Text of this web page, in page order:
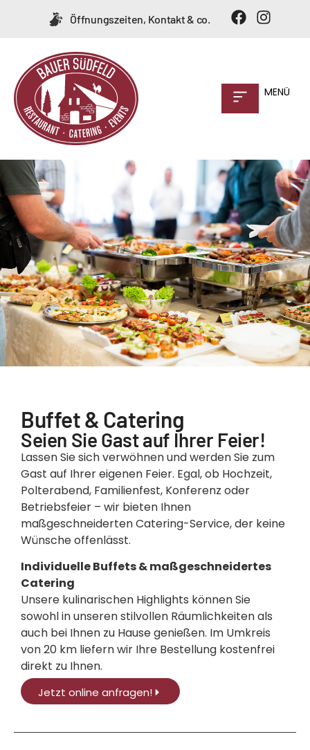
Öffnungszeiten, Kontakt & co.
MENÜ
Buffet & Catering
Seien Sie Gast auf Ihrer Feier!
Lassen Sie sich verwöhnen und werden Sie zum
Gast auf Ihrer eigenen Feier. Egal, ob Hochzeit,
Polterabend, Familienfest, Konferenz oder
Betriebsfeier – wir bieten Ihnen
maßgeschneiderten Catering-Service, der keine
Wünsche offenlässt.
Individuelle Buffets & maßgeschneidertes
Catering
Unsere kulinarischen Highlights können Sie
sowohl in unseren stilvollen Räumlichkeiten als
auch bei Ihnen zu Hause genießen. Im Umkreis
von 20 km liefern wir Ihre Bestellung kostenfrei
direkt zu Ihnen.
Jetzt online anfragen!